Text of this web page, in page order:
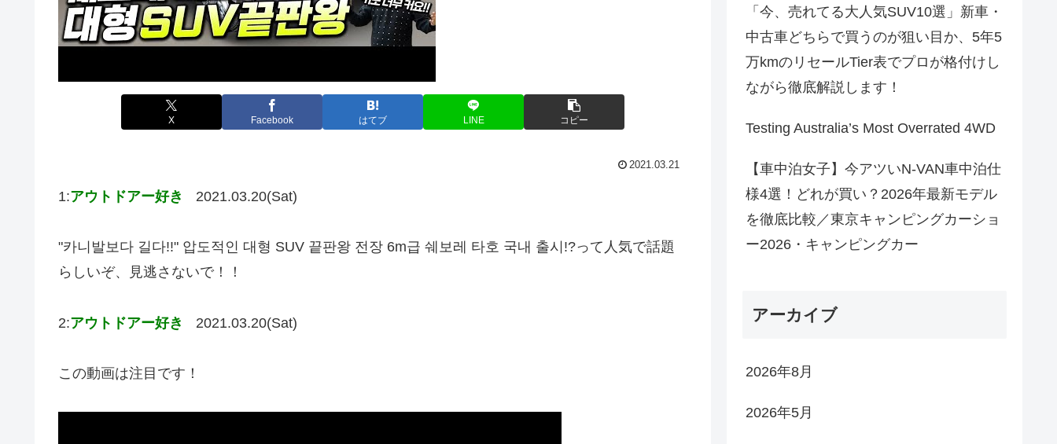
X Facebook はてブ LINE コピー
2021.03.21
1:アウトドアー好き 2021.03.20(Sat)
"카니발보다 길다!!" 압도적인 대형 SUV 끝판왕 전장 6m급 쉐보레 타호 국내 출시!?って人気で話題
らしいぞ、見逃さないで！！
2:アウトドアー好き 2021.03.20(Sat)
この動画は注目です！
「今、売れてる大人気SUV10選」新車・
中古車どちらで買うのが狙い目か、5年5
万kmのリセールTier表でプロが格付けし
ながら徹底解説します！
Testing Australia’s Most Overrated 4WD
【車中泊女子】今アツいN-VAN車中泊仕
様4選！どれが買い？2026年最新モデル
を徹底比較／東京キャンピングカーショ
ー2026・キャンピングカー
アーカイブ
2026年8月
2026年5月